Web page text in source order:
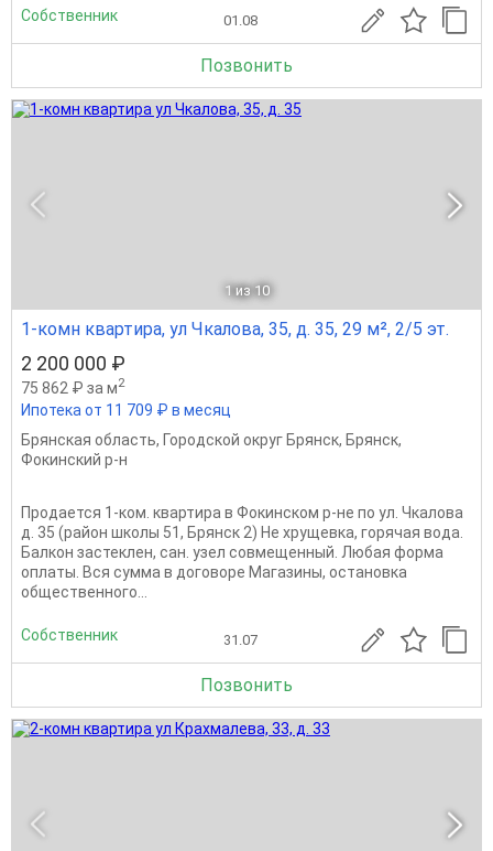
Собственник 01.08
Позвонить
1 из 10
1-комн квартира, ул Чкалова, 35, д. 35, 29 м², 2/5 эт.
2 200 000 ₽
75 862 ₽ за м2
Ипотека от 11 709 ₽ в месяц
Брянская область, Городской округ Брянск, Брянск,
Фокинский р-н
Продается 1-ком. квартира в Фокинском р-не по ул. Чкалова
д. 35 (район школы 51, Брянск 2) Не хрущевка, горячая вода.
Балкон застеклен, сан. узел совмещенный. Любая форма
оплаты. Вся сумма в договоре Магазины, остановка
общественного...
Собственник 31.07
Позвонить